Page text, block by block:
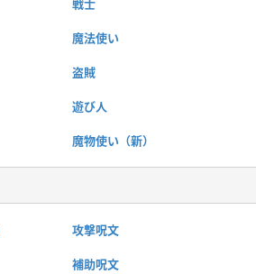
戦士
魔法使い
盗賊
遊び人
魔物使い（新）
攻撃呪文
補助呪文